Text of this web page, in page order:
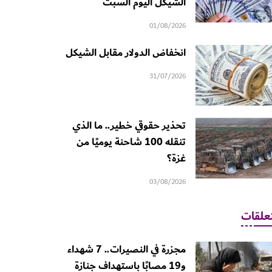
01/08/2026
انخفاض الدولار مقابل الشيكل
31/07/2026
تحذير حقوقي خطير.. ما الذي
تنقله 100 شاحنة يوميًا من
غزة؟
03/08/2026
مجزرة في النصيرات.. 7 شهداء
و19 مصابًا باستهداف جنازة